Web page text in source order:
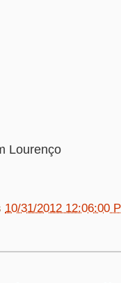
Lourenço
10/31/2012 12:06:00